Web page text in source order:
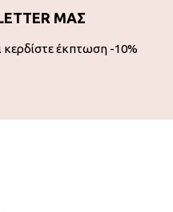
ΜΑΣ
έκπτωση -10%